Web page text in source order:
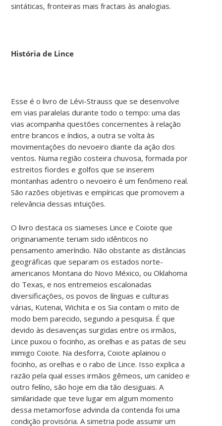
sintáticas, fronteiras mais fractais às analogias.
História de Lince
Esse é o livro de Lévi-Strauss que se desenvolve
em vias paralelas durante todo o tempo: uma das
vias acompanha questões concernentes à relação
entre brancos e índios, a outra se volta às
movimentações do nevoeiro diante da ação dos
ventos. Numa região costeira chuvosa, formada por
estreitos fiordes e golfos que se inserem
montanhas adentro o nevoeiro é um fenômeno real.
São razões objetivas e empíricas que promovem a
relevância dessas intuições.
O livro destaca os siameses Lince e Coiote que
originariamente teriam sido idênticos no
pensamento ameríndio. Não obstante as distâncias
geográficas que separam os estados norte-
americanos Montana do Novo México, ou Oklahoma
do Texas, e nos entremeios escalonadas
diversificações, os povos de línguas e culturas
várias, Kutenai, Wichita e os Sia contam o mito de
modo bem parecido, segundo a pesquisa. É que
devido às desavenças surgidas entre os irmãos,
Lince puxou o focinho, as orelhas e as patas de seu
inimigo Coiote. Na desforra, Coiote aplainou o
focinho, as orelhas e o rabo de Lince. Isso explica a
razão pela qual esses irmãos gêmeos, um canídeo e
outro felíno, são hoje em dia tão desiguais. A
similaridade que teve lugar em algum momento
dessa metamorfose advinda da contenda foi uma
condição provisória. A simetria pode assumir um